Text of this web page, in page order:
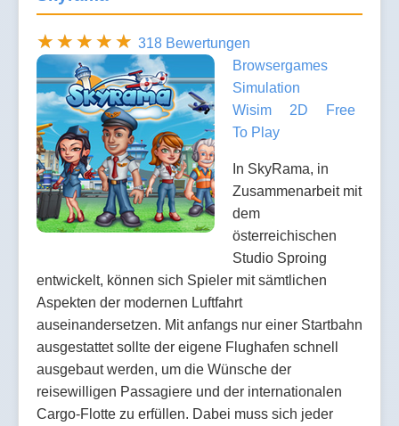
318 Bewertungen
Browsergames
Simulation
Wisim
2D
Free
To Play
In SkyRama, in
Zusammenarbeit mit
dem
österreichischen
Studio Sproing
entwickelt, können sich Spieler mit sämtlichen
Aspekten der modernen Luftfahrt
auseinandersetzen. Mit anfangs nur einer Startbahn
ausgestattet sollte der eigene Flughafen schnell
ausgebaut werden, um die Wünsche der
reisewilligen Passagiere und der internationalen
Cargo-Flotte zu erfüllen. Dabei muss sich jeder